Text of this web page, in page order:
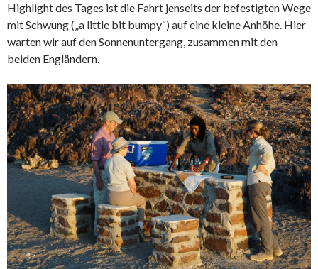
Highlight des Tages ist die Fahrt jenseits der befestigten Wege
mit Schwung („a little bit bumpy“) auf eine kleine Anhöhe. Hier
warten wir auf den Sonnenuntergang, zusammen mit den
beiden Engländern.